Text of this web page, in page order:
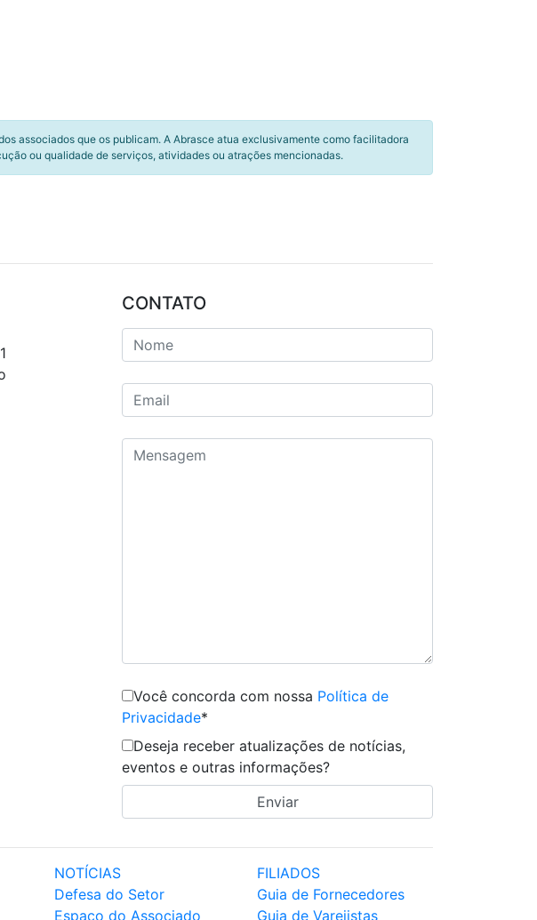
associados que os publicam. A Abrasce atua exclusivamente como facilitadora
ou qualidade de serviços, atividades ou atrações mencionadas.
CONTATO
Você concorda com nossa Política de
Privacidade*
Deseja receber atualizações de notícias,
eventos e outras informações?
NOTÍCIAS
Defesa do Setor
Espaço do Associado
FILIADOS
Guia de Fornecedores
Guia de Varejistas